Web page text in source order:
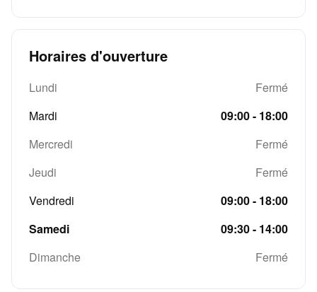
Horaires d'ouverture
Lundi
Fermé
Mardi
09:00 - 18:00
Mercredi
Fermé
Jeudi
Fermé
Vendredi
09:00 - 18:00
Samedi
09:30 - 14:00
Dimanche
Fermé